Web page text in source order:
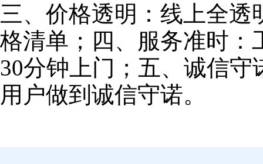
三、价格透明：线上全
格清单；四、服务准时：
30分钟上门；五、诚信
用户做到诚信守诺。